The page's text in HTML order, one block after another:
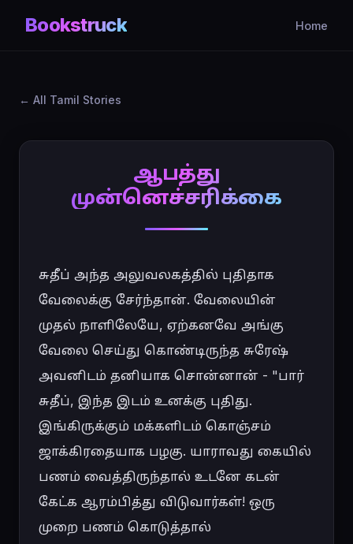
Bookstruck Home
All Tamil Stories
ஆபத்து
முன்னெச்சரிக்கை
சுதீப் அந்த அலுவலகத்தில் புதிதாக
வேலைக்கு சேர்ந்தான். வேலையின்
முதல் நாளிலேயே, ஏற்கனவே அங்கு
வேலை செய்து கொண்டிருந்த சுரேஷ்
அவனிடம் தனியாக சொன்னான் - "பார்
சுதீப், இந்த இடம் உனக்கு புதிது.
இங்கிருக்கும் மக்களிடம் கொஞ்சம்
ஜாக்கிரதையாக பழகு. யாராவது கையில்
பணம் வைத்திருந்தால் உடனே கடன்
கேட்க ஆரம்பித்து விடுவார்கள்! ஒரு
முறை பணம் கொடுத்தால்